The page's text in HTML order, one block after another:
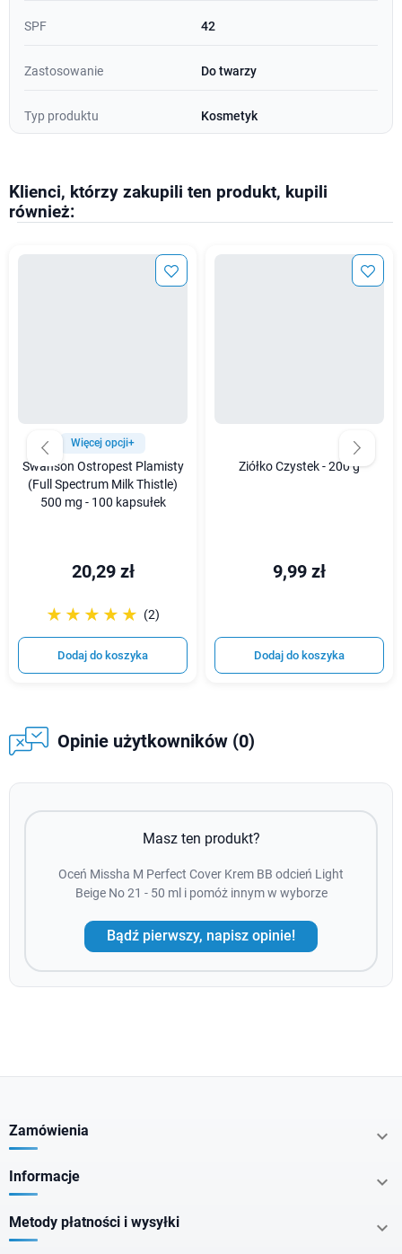
SPF 42
Zastosowanie Do twarzy
Typ produktu Kosmetyk
Klienci, którzy zakupili ten produkt, kupili
również:
Więcej opcji+
Swanson Ostropest Plamisty
(Full Spectrum Milk Thistle)
500 mg - 100 kapsułek
20,29 zł
☆☆☆☆☆
★★★★★ (2)
Dodaj do koszyka
Ziółko Czystek - 200 g
9,99 zł
Dodaj do koszyka
Opinie użytkowników (0)
Masz ten produkt?
Oceń Missha M Perfect Cover Krem BB odcień Light
Beige No 21 - 50 ml i pomóż innym w wyborze
Bądź pierwszy, napisz opinie!
Zamówienia 
Informacje 
Metody płatności i wysyłki 